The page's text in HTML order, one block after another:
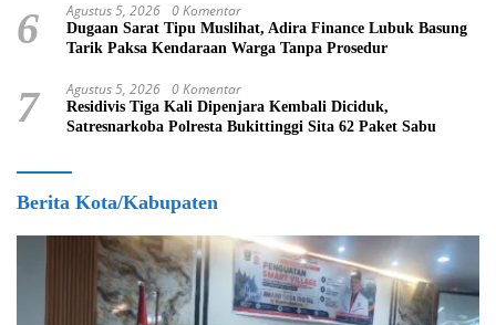
6 Agustus 5, 2026 0 Komentar
Dugaan Sarat Tipu Muslihat, Adira Finance Lubuk Basung
Tarik Paksa Kendaraan Warga Tanpa Prosedur
7 Agustus 5, 2026 0 Komentar
Residivis Tiga Kali Dipenjara Kembali Diciduk,
Satresnarkoba Polresta Bukittinggi Sita 62 Paket Sabu
Berita Kota/Kabupaten